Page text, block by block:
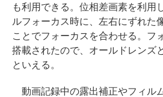
も利用できる。位相差画素を利用
ルフォーカス時に、左右にずれた
ことでフォーカスを合わせる。フ
搭載されたので、オールドレンズ
といえる。
動画記録中の露出補正やフィル